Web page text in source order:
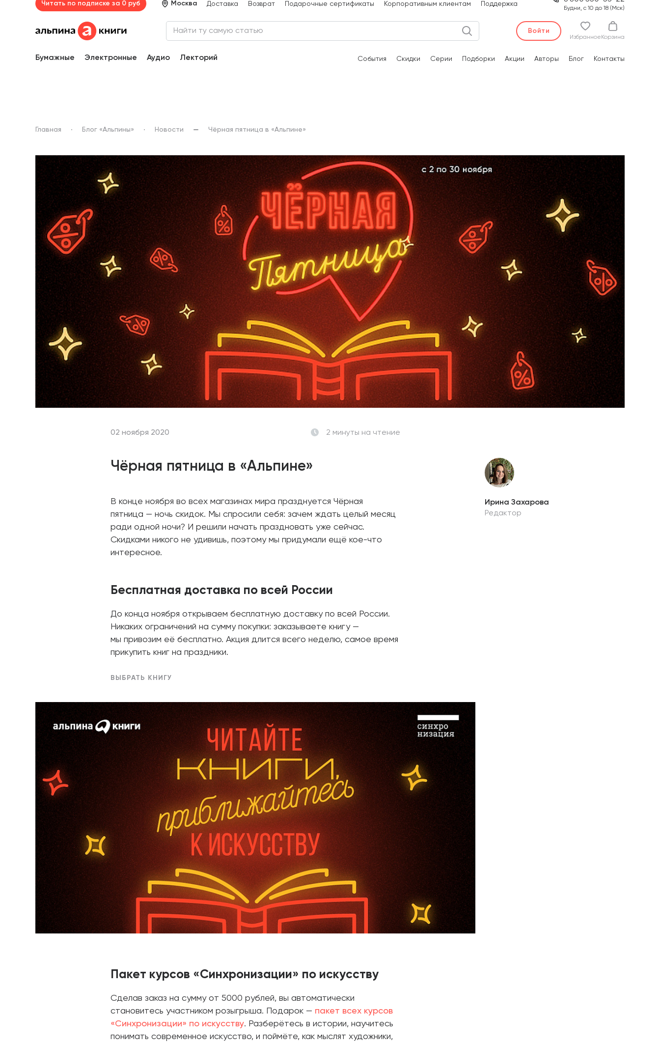
Читать по подписке за 0 руб Москва Доставка Возврат Подарочные сертификаты Корпоративным клиентам Поддержка
Будни, с 10 до 18 (Мск)
Войти
Избранное Корзина
Бумажные Электронные Аудио Лекторий События Скидки Серии Подборки Акции Авторы Блог Контакты
Главная Блог «Альпины» Новости Чёрная пятница в «Альпине»
02 ноября 2020 2 минуты на чтение
Чёрная пятница в «Альпине»
В конце ноября во всех магазинах мира празднуется Чёрная
пятница — ночь скидок. Мы спросили себя: зачем ждать целый месяц
ради одной ночи? И решили начать праздновать уже сейчас.
Скидками никого не удивишь, поэтому мы придумали ещё кое-что
интересное.
Бесплатная доставка по всей России
До конца ноября открываем бесплатную доставку по всей России.
Никаких ограничений на сумму покупки: заказываете книгу —
мы привозим её бесплатно. Акция длится всего неделю, самое время
прикупить книг на праздники.
ВЫБРАТЬ КНИГУ
Пакет курсов «Синхронизации» по искусству
Сделав заказ на сумму от 5000 рублей, вы автоматически
становитесь участником розыгрыша. Подарок — пакет всех курсов
«Синхронизации» по искусству. Разберётесь в истории, научитесь
понимать современное искусство, и поймёте, как мыслят художники,
Ирина Захарова
Редактор